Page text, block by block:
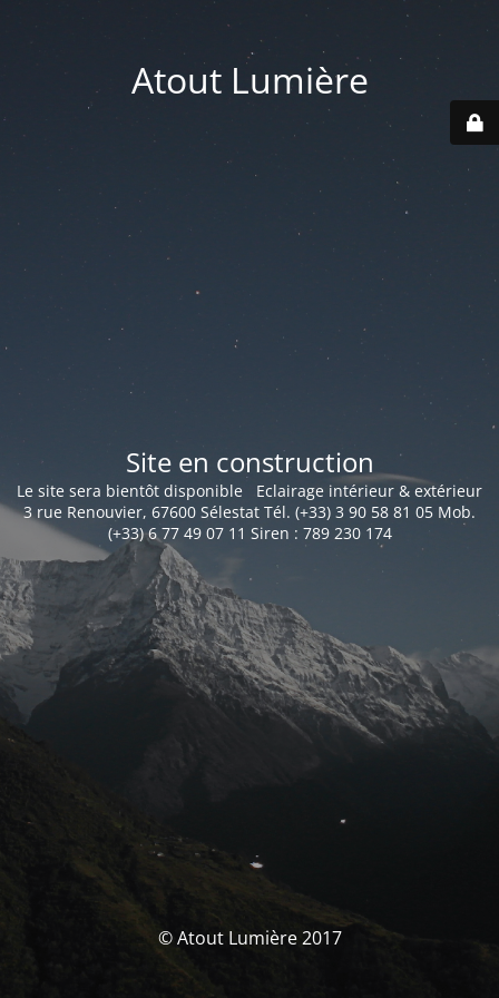
Atout Lumière
Site en construction
Le site sera bientôt disponible Eclairage intérieur & extérieur
3 rue Renouvier, 67600 Sélestat Tél. (+33) 3 90 58 81 05 Mob.
(+33) 6 77 49 07 11 Siren : 789 230 174
© Atout Lumière 2017